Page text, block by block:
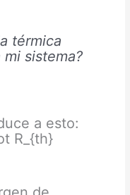
térmica
sistema?
a esto:
R_{th}